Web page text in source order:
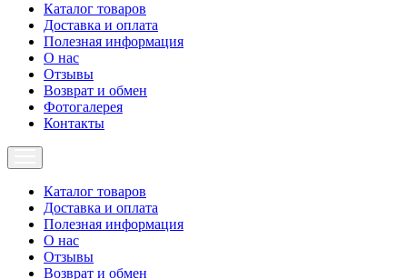
Каталог товаров
Доставка и оплата
Полезная информация
О нас
Отзывы
Возврат и обмен
Фотогалерея
Контакты
Каталог товаров
Доставка и оплата
Полезная информация
О нас
Отзывы
Возврат и обмен